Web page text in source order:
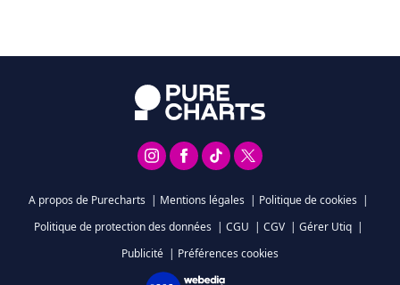
A propos de Purecharts | Mentions légales | Politique de cookies |
Politique de protection des données | CGU | CGV | Gérer Utiq |
Publicité | Préférences cookies